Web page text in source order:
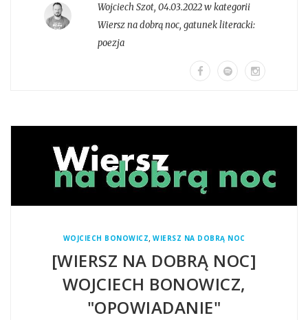
Wojciech Szot, 04.03.2022 w kategorii
Wiersz na dobrą noc, gatunek literacki:
poezja
WOJCIECH BONOWICZ, WIERSZ NA DOBRĄ NOC
[WIERSZ NA DOBRĄ NOC]
WOJCIECH BONOWICZ,
"OPOWIADANIE"